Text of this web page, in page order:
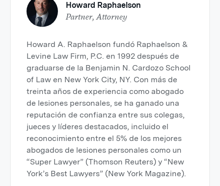
Howard Raphaelson
Partner, Attorney
Howard A. Raphaelson fundó Raphaelson &
Levine Law Firm, P.C. en 1992 después de
graduarse de la Benjamin N. Cardozo School
of Law en New York City, NY. Con más de
treinta años de experiencia como abogado
de lesiones personales, se ha ganado una
reputación de confianza entre sus colegas,
jueces y líderes destacados, incluido el
reconocimiento entre el 5% de los mejores
abogados de lesiones personales como un
“Super Lawyer” (Thomson Reuters) y “New
York’s Best Lawyers” (New York Magazine).